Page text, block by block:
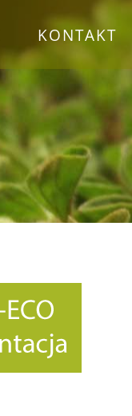
KONTAKT